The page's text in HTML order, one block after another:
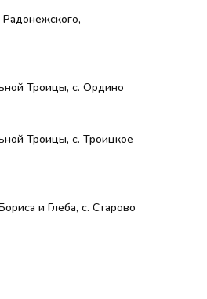
Троицы, с. Ордино
Троицы, с. Троицкое
и Глеба, с. Старово